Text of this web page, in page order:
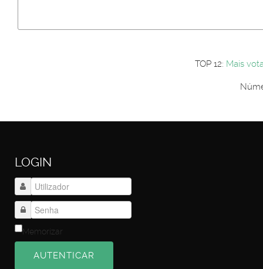
Primeiro autentique-se...
TOP 12: Mais
LOGIN
Memorizar
AUTENTICAR